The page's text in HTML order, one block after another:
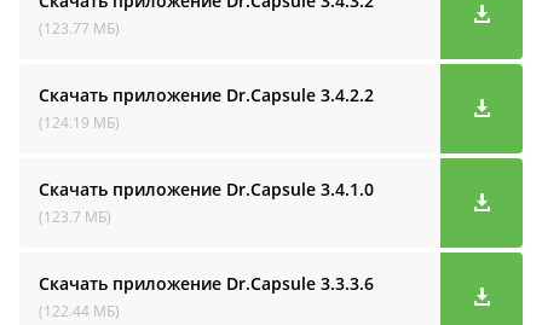
(123.77 МБ)
Скачать приложение Dr.Capsule 3.4.2.2
(124.19 МБ)
Скачать приложение Dr.Capsule 3.4.1.0
(123.7 МБ)
Скачать приложение Dr.Capsule 3.3.3.6
(122.44 МБ)